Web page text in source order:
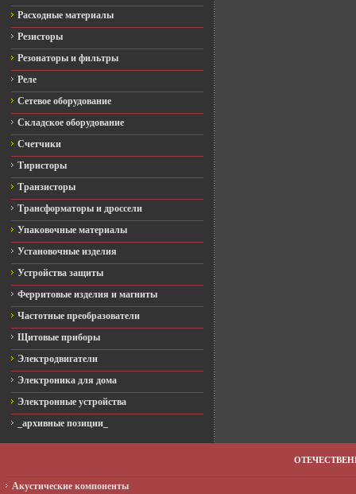
Расходные материалы
Резисторы
Резонаторы и фильтры
Реле
Сетевое оборудование
Складское оборудование
Счетчики
Тиристоры
Транзисторы
Трансформаторы и дроссели
Упаковочные материалы
Установочные изделия
Устройства защиты
Ферритовые изделия и магниты
Частотные преобразователи
Щитовые приборы
Электродвигатели
Электроника для дома
Электронные устройства
_архивные позиции_
Акустические компоненты